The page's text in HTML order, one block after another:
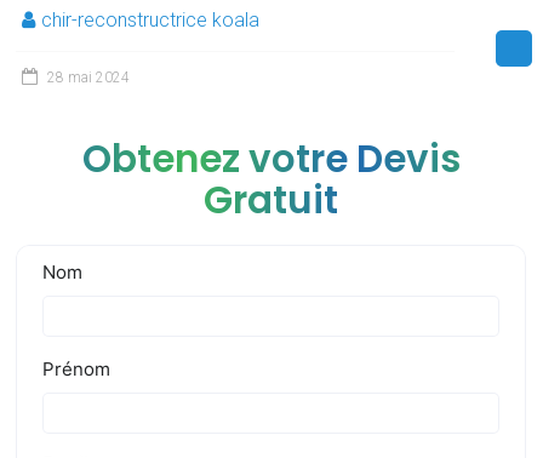
chir-reconstructrice koala
28 mai 2024
Obtenez votre Devis
Gratuit